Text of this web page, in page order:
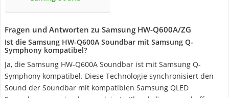
Fragen und Antworten zu Samsung HW-Q600A/ZG
Ist die Samsung HW-Q600A Soundbar mit Samsung Q-
Symphony kompatibel?
Ja, die Samsung HW-Q600A Soundbar ist mit Samsung Q-
Symphony kompatibel. Diese Technologie synchronisiert den
Sound der Soundbar mit kompatiblen Samsung QLED